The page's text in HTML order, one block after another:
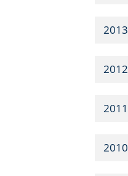
2013
2012
2011
2010